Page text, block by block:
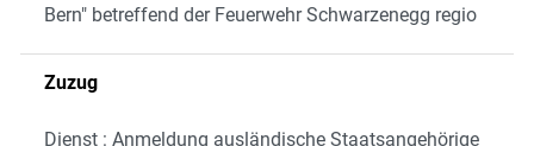
Bern" betreffend der Feuerwehr Schwarzenegg regio
Zuzug
Dienst : Anmeldung ausländische Staatsangehörige